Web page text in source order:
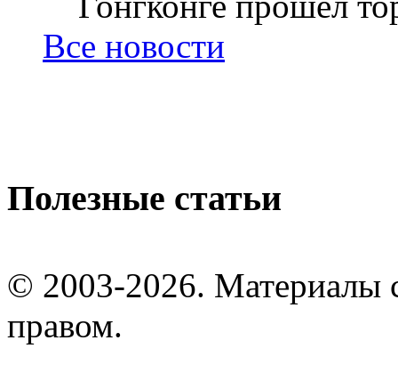
Все новости
Полезные статьи
© 2003-2026. Материалы
правом.